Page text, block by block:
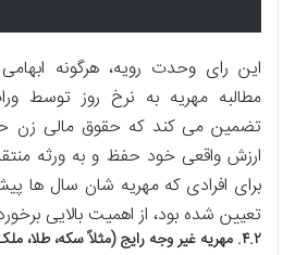
این رای وحدت رویه، هرگونه
مطالبه مهریه به نرخ روز توسط
تضمین می کند که حقوق مالی زن
ارزش واقعی خود حفظ و به ورثه
برای افرادی که مهریه شان سال ها
تعیین شده بود، از اهمیت بالایی
۴.۲. مهریه غیر وجه رایج (مثلاً سکه، طلا، ملک)